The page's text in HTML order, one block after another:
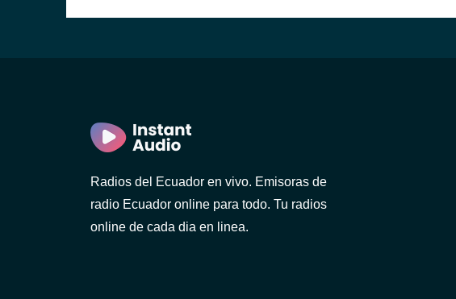
Radios del Ecuador en vivo. Emisoras de
radio Ecuador online para todo. Tu radios
online de cada dia en linea.